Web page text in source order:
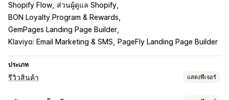
Shopify Flow ส่วนผู้ดูแล Shopify
BON Loyalty Program & Rewards
GemPages Landing Page Builder
Klaviyo: Email Marketing & SMS
PageFly Landing Page Builder
ประเภท
รีวิวสินค้า แสดงฟีเจอร์